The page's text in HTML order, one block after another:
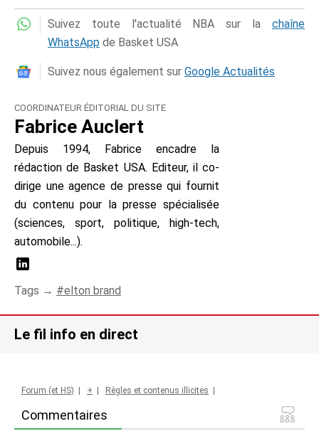
Suivez toute l'actualité NBA sur la chaîne
WhatsApp de Basket USA
Suivez nous également sur Google Actualités
COORDINATEUR ÉDITORIAL DU SITE
Fabrice Auclert
Depuis 1994, Fabrice encadre la
rédaction de Basket USA. Editeur, il co-
dirige une agence de presse qui fournit
du contenu pour la presse spécialisée
(sciences, sport, politique, high-tech,
automobile...).
Tags → elton brand
Le fil info en direct
Commentaires
Forum (et HS) | + | Règles et contenus illicites |